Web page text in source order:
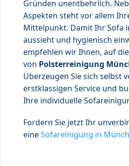
Gründen unentbehrlich.
Aspekten steht vor allem
Mittelpunkt. Damit Ihr Sofa
aussieht und hygienisch
empfehlen wir Ihnen, auf
von Polsterreinigung
Überzeugen Sie sich selbst
erstklassigen Service und
Ihre individuelle
Fordern Sie jetzt Ihr
eineSofareinigung in